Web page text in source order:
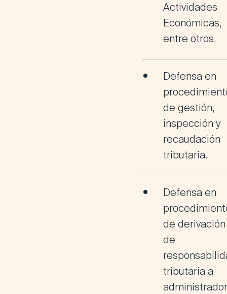
Actividades
Económicas,
entre otros.
Defensa en
de gestión,
inspección y
recaudación
tributaria.
Defensa en
de derivación
de
tributaria a